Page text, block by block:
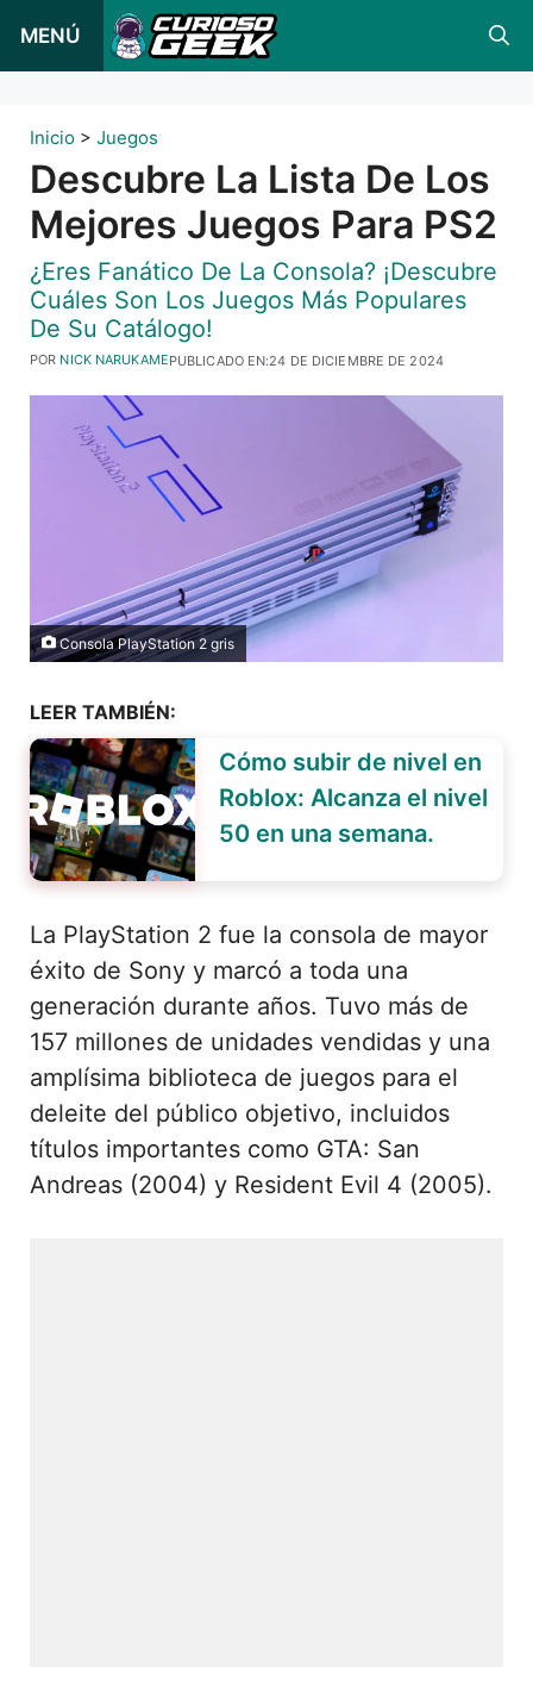
MENÚ
Inicio > Juegos
Descubre La Lista De Los
Mejores Juegos Para PS2
¿Eres Fanático De La Consola? ¡Descubre
Cuáles Son Los Juegos Más Populares
De Su Catálogo!
PUBLICADO EN:24 DE DICIEMBRE DE 2024
POR NICK NARUKAME
Consola PlayStation 2 gris
LEER TAMBIÉN:
Cómo subir de nivel en
Roblox: Alcanza el nivel
50 en una semana.
La PlayStation 2 fue la consola de mayor
éxito de Sony y marcó a toda una
generación durante años. Tuvo más de
157 millones de unidades vendidas y una
amplísima biblioteca de juegos para el
deleite del público objetivo, incluidos
títulos importantes como GTA: San
Andreas (2004) y Resident Evil 4 (2005).